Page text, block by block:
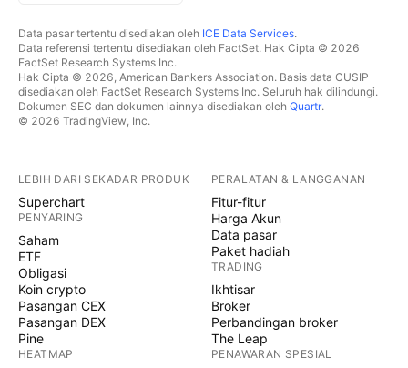
Data pasar tertentu disediakan oleh ICE Data Services.
Data referensi tertentu disediakan oleh FactSet. Hak Cipta © 2026
FactSet Research Systems Inc.
Hak Cipta © 2026, American Bankers Association. Basis data CUSIP
disediakan oleh FactSet Research Systems Inc. Seluruh hak dilindungi.
Dokumen SEC dan dokumen lainnya disediakan oleh Quartr.
© 2026 TradingView, Inc.
LEBIH DARI SEKADAR PRODUK
Superchart
PENYARING
Saham
ETF
Obligasi
Koin crypto
Pasangan CEX
Pasangan DEX
Pine
HEATMAP
PERALATAN & LANGGANAN
Fitur-fitur
Harga Akun
Data pasar
Paket hadiah
TRADING
Ikhtisar
Broker
Perbandingan broker
The Leap
PENAWARAN SPESIAL